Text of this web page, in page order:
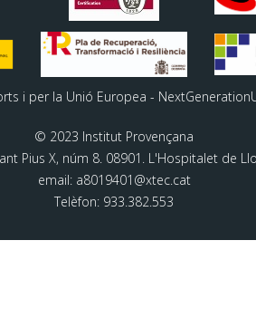
i per la Unió Europea -
© 2023 Institut Provençana
Pius X, núm 8. 08901. L'Hospitalet de
email: a8019401@xtec.cat
Telèfon: 933.382.553